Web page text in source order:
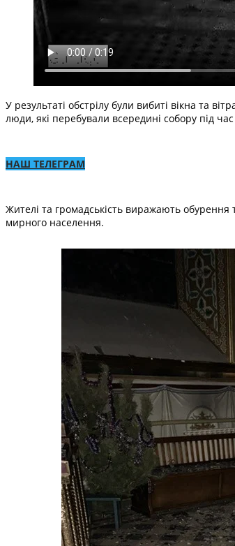
У результаті обстрілу були вибиті вікна та
люди, які перебували всередині собору під
НАШ ТЕЛЕГРАМ
Жителі та громадськість виражають обурення
мирного населення.